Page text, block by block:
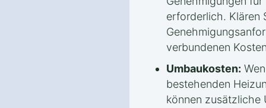
erforderlich. Klären
verbundenen
Umbaukosten:
bestehenden
können zusätzliche